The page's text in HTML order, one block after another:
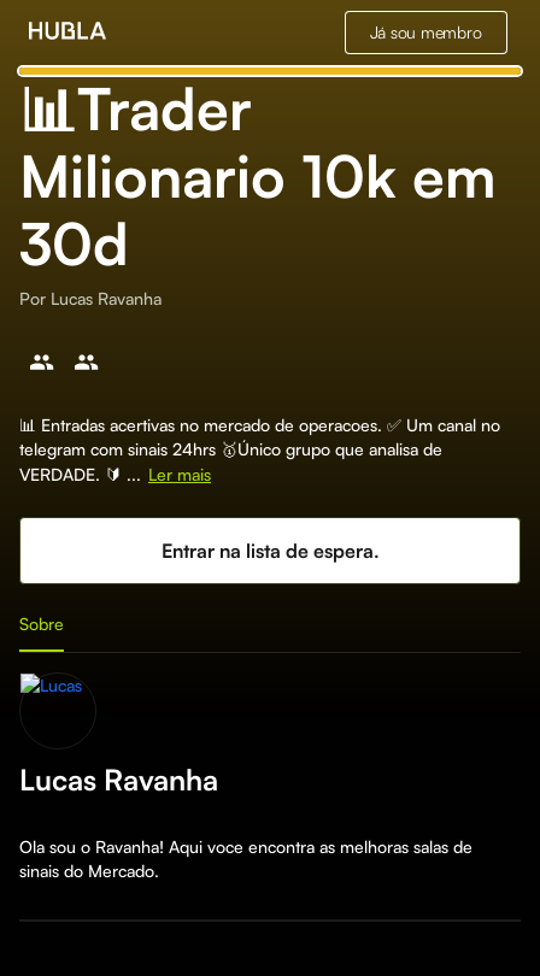
Já sou membro
📊Trader
Milionario 10k em
30d
Por Lucas Ravanha
📊 Entradas acertivas no mercado de operacoes. ✅ Um canal no
telegram com sinais 24hrs 🥇Único grupo que analisa de
VERDADE. 🔰 ... Ler mais
Entrar na lista de espera.
Sobre
Lucas Ravanha
Ola sou o Ravanha! Aqui voce encontra as melhoras salas de
sinais do Mercado.